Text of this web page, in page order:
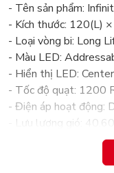
- Tên sản phẩm:
- Kích thước: 120(L)
- Loại vòng bi: Long
- Màu LED:
- Hiển thị LED:
- Tốc độ quạt: 1200
- Điện áp hoạt động:
- Lưu lượng gió:
- Áp suất gió: 0.539